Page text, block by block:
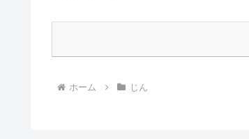
ホーム じん